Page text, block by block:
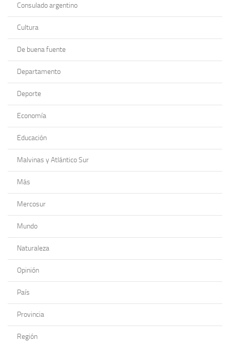
Consulado argentino
Cultura
De buena fuente
Departamento
Deporte
Economía
Educación
Malvinas y Atlántico Sur
Más
Mercosur
Mundo
Naturaleza
Opinión
País
Provincia
Región